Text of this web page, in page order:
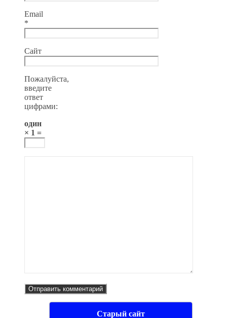
Email
*
Сайт
Пожалуйста,
введите
ответ
цифрами:
один
× 1 =
Старый сайт